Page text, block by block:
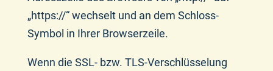
„https://“ wechselt und an dem Schloss-
Symbol in Ihrer Browserzeile.
Wenn die SSL- bzw. TLS-Verschlüsselung